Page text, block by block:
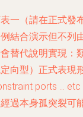
一（請在正式發
結合演示但不列
替代說明實現：
向型）正式表現
ports …
過本身孤突裂可